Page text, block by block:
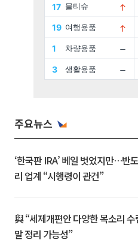
주요뉴스
‘한국판 IRA’ 베일 벗었지만…반
리 업계 “시행령이 관건”
與 “세제개편안 다양한 목소리
말 정리 가능성”